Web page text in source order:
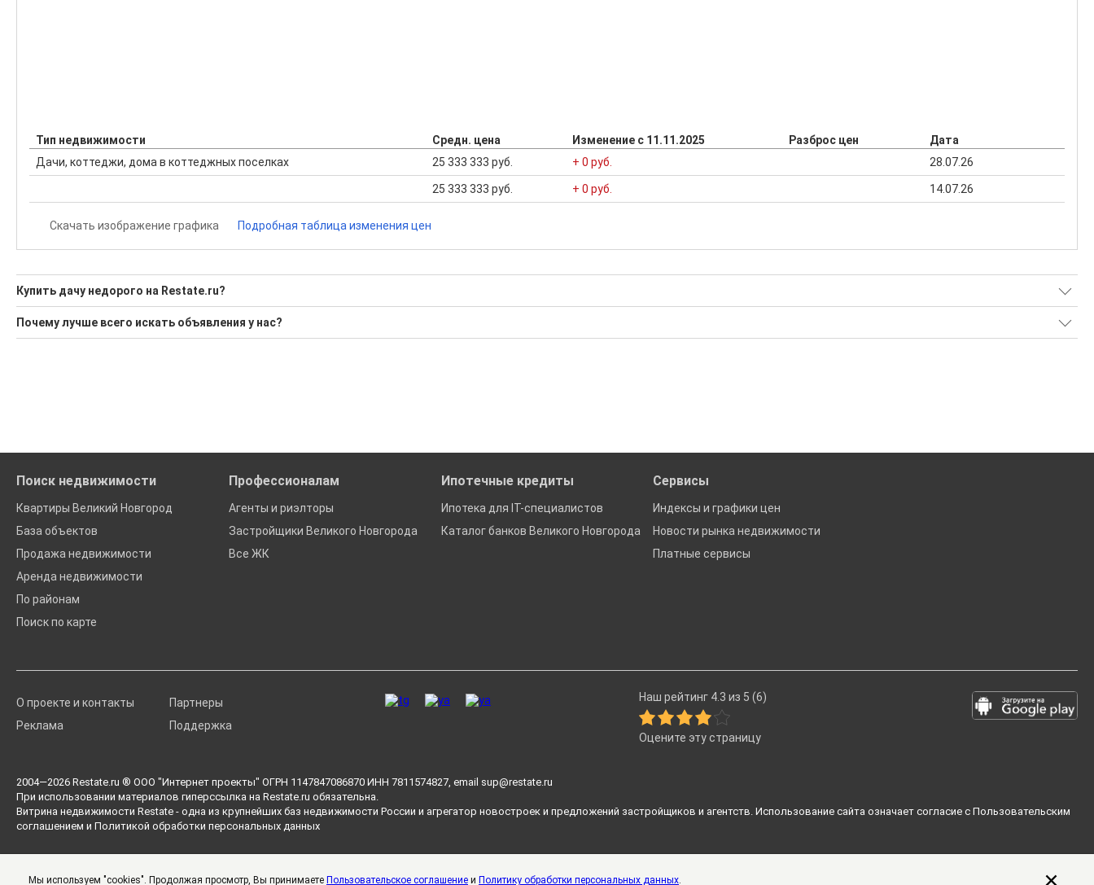
Тип недвижимости Средн. цена Изменение с 11.11.2025 Разброс цен
Дата
Дачи, коттеджи, дома в коттеджных поселках
25 333 333 руб. + 0 руб. 28.07.26
25 333 333 руб. + 0 руб. 14.07.26
Скачать изображение графика Подробная таблица изменения цен
Купить дачу недорого на Restate.ru?
Ищите, как Купить дачу недорого?
Воспользуйтесь нашим поиском по новостройкам, для подбора подходящего вам варианта
Почему лучше всего искать объявления у нас?
Поиск недвижимости
Квартиры Великий Новгород
База объектов
Продажа недвижимости
Аренда недвижимости
По районам
Поиск по карте
Профессионалам
Агенты и риэлторы
Застройщики Великого Новгорода
Все ЖК
Ипотечные кредиты
Ипотека для IT-специалистов
Каталог банков Великого Новгорода
Сервисы
Индексы и графики цен
Новости рынка недвижимости
Платные сервисы
О проекте и контакты
Реклама
Партнеры
Поддержка
Наш рейтинг 4.3 из 5 (6)
Оцените эту страницу
2004—2026 Restate.ru ® ООО "Интернет проекты" ОГРН 1147847086870 ИНН 7811574827, email sup@restate.ru
При использовании материалов гиперссылка на Restate.ru обязательна.
Витрина недвижимости Restate - одна из крупнейших баз недвижимости России и агрегатор новостроек и предложений застройщиков и агентств. Использование сайта означает согласие с Пользовательским
соглашением и Политикой обработки персональных данных
Мы используем "cookies". Продолжая просмотр, Вы принимаете Пользовательское соглашение и Политику обработки персональных данных.